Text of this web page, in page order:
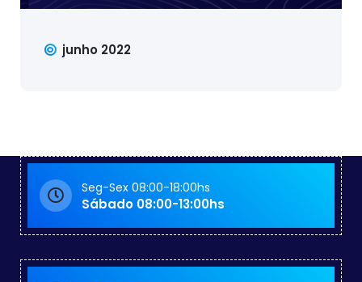
junho 2022
Seg-Sex 08:00-18:00hs
Sábado 08:00-13:00hs